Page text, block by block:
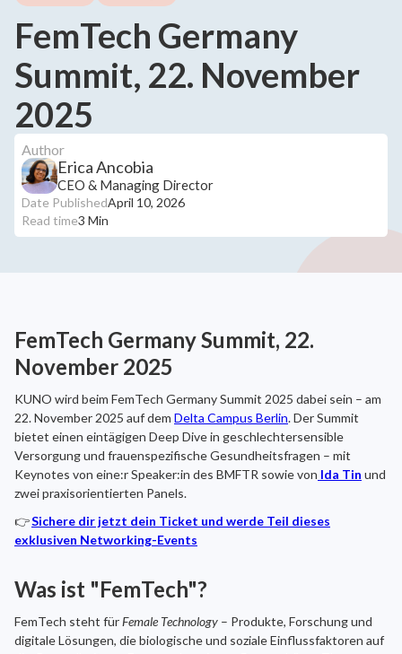
FemTech Germany
Summit, 22. November
2025
Author
Erica Ancobia
CEO & Managing Director
Date PublishedApril 10, 2026
Read time3 Min
FemTech Germany Summit, 22.
November 2025
KUNO wird beim FemTech Germany Summit 2025 dabei sein – am
22. November 2025 auf dem Delta Campus Berlin. Der Summit
bietet einen eintägigen Deep Dive in geschlechtersensible
Versorgung und frauenspezifische Gesundheitsfragen – mit
Keynotes von eine:rSpeaker:in des BMFTR sowie von Ida Tin und
zwei praxisorientierten Panels.
👉Sichere dir jetzt dein Ticket und werde Teil dieses
exklusiven Networking-Events
Was ist "FemTech"?
FemTech steht fürFemale Technology – Produkte, Forschung und
digitale Lösungen, die biologische und soziale Einflussfaktoren auf